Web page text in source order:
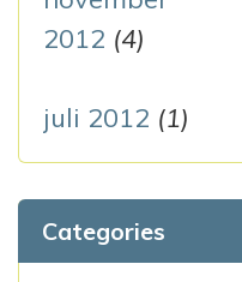
2012 (4)
juli 2012 (1)
Categories